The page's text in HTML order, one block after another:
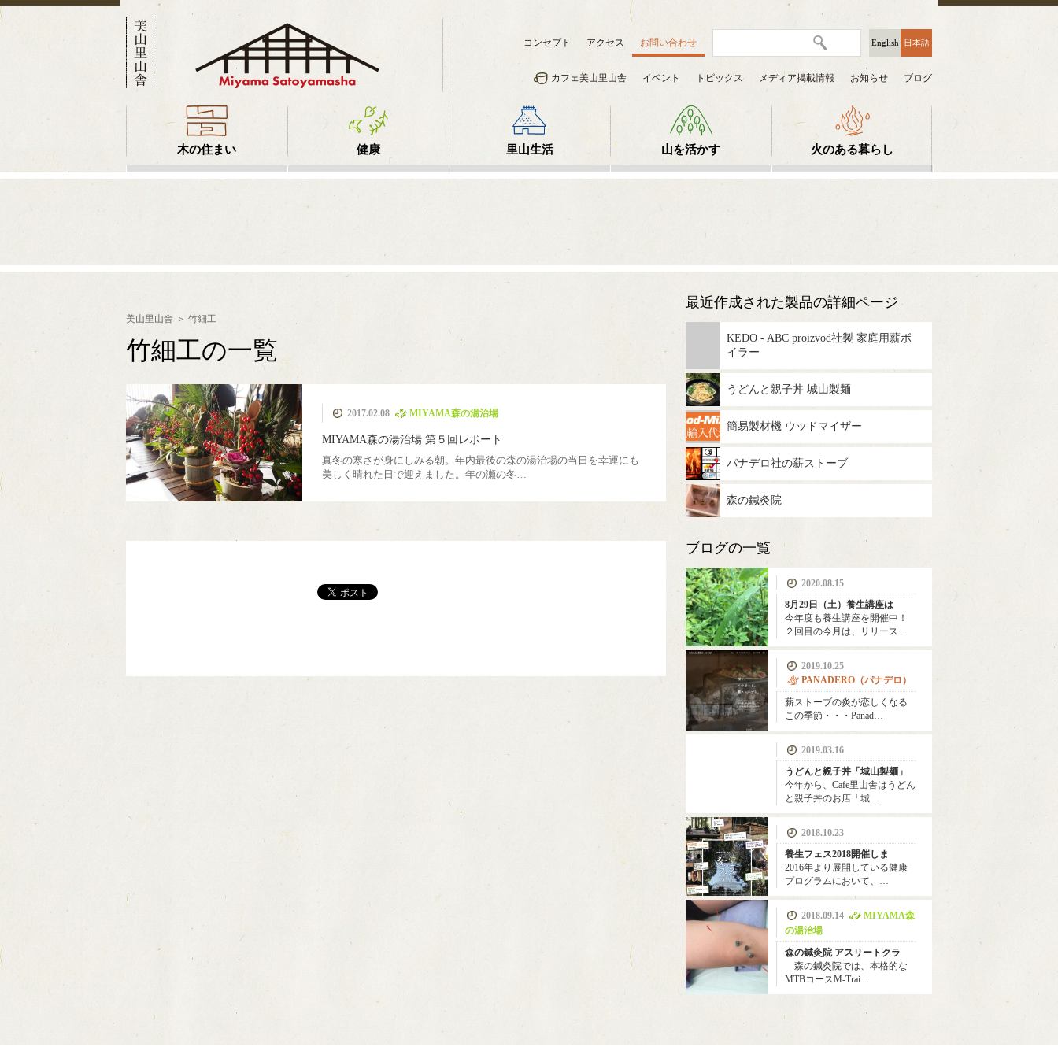
コンセプト アクセス お問い合わせ English 日本語
カフェ美山里山舎 イベント トピックス メディア掲載情報 お知らせ ブログ
木の住まい 健康 里山生活 山を活かす 火のある暮らし
伝統建築 モバイルハウス
MIYAMA森の湯治
場
カフェ美山里山舎 ピコ水力発電
極小規模木質資源
フル活用
簡易製材機 ウッド
マイザー
ウッドチッパー
薪ストーブ 薪ボイラー
美山里山舎 竹細工
竹細工の一覧
2017.02.08 MIYAMA森の湯治場
MIYAMA森の湯治場 第５回レポート
真冬の寒さが身にしみる朝。年内最後の森の湯治場の当日を幸運にも
美しく晴れた日で迎えました。年の瀬の冬…
最近作成された製品の詳細ページ
KEDO - ABC proizvod社製 家庭用薪ボ
イラー
うどんと親子丼 城山製麺
簡易製材機 ウッドマイザー
パナデロ社の薪ストーブ
森の鍼灸院
ブログの一覧
2020.08.15
8月29日（土）養生講座は
今年度も養生講座を開催中！
２回目の今月は、リリース…
2019.10.25
PANADERO（パナデロ）
薪ストーブの炎が恋しくなる
この季節・・・Panad…
2019.03.16
うどんと親子丼「城山製麺」
今年から、Cafe里山舎はうどん
と親子丼のお店「城…
2018.10.23
養生フェス2018開催しま
2016年より展開している健康
プログラムにおいて、…
2018.09.14
MIYAMA森
の湯治場
森の鍼灸院 アスリートクラ
森の鍼灸院では、本格的な
MTBコースM-Trai…